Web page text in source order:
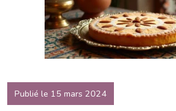
Publié le 15 mars 2024